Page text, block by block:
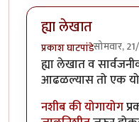
ह्या लेखात
प्रकाश घाटपांडेसोमवार,
ह्या लेखात व
आढळल्यास तो एक
नशीब की योगायोग